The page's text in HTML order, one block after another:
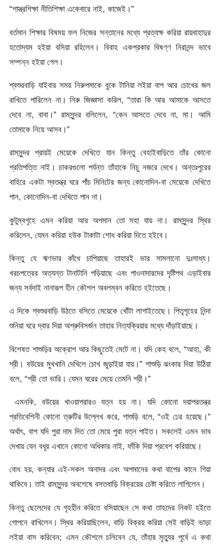
“শাস্ত্রশিক্ষা নীতিশিক্ষা একেবারে নাই, কাজেই।”
বর্তমান শিক্ষার বিষময় ফল নিজের সন্তানের মধ্যে প্রত্যক্ষ করিয়া রায়বাহাদুর
হতোদ্যম হইয়া বসিয়া রহিলেন। বিবাহ একপ্রকার বিষণ্ণ নিরানন্দ ভাবে
সম্পন্ন হইয়া গেল।
শ্বশুরবাড়ি যাইবার সময় নিরুপমাকে বুকে টানিয়া লইয়া বাপ আর চোখের জল
রাখিতে পারিলেন না। নিরু জিজ্ঞাসা করিল, “তারা কি আর আমাকে আসতে
দেবে না, বাবা।” রামসুন্দর বলিলেন, “কেন আসতে দেবে না, মা। আমি
তোমাকে নিয়ে আসব।”
রামসুন্দর প্রায়ই মেয়েকে দেখিতে যান কিন্তু বেহাইবাড়িতে তাঁর কোনো
প্রতিপত্তি নাই। চাকরগুলো পর্যন্ত তাঁহাকে নিচু নজরে দেখে। অন্তঃপুরের
বাহিরে একটা স্বতন্ত্র ঘরে পাঁচ মিনিটের জন্য কোনোদিন-বা মেয়েকে দেখিতে
পান, কোনোদিন-বা দেখিতে পান না।
কুটুম্বগৃহে এমন করিয়া আর অপমান তো সহা যায় না। রামসুন্দর স্থির
করিলেন, যেমন করিয়া হউক টাকাটা শোধ করিয়া দিতে হইবে।
কিন্তু যে ঋণভার কাঁধে চাপিয়াছে তাহারই ভার সামলানো দুঃসাধ্য।
খরচপত্রের অত্যন্ত টানাটানি পড়িয়াছে এবং পাওনাদারদের দৃষ্টিপথ এড়াইবার
জন্য সর্বদাই নানারূপ হীন কৌশল অবলম্বন করিতে হইতেছে।
এ দিকে শ্বশুরবাড়ি উঠতে বসিতে মেয়েকে খোঁটা লাগাইতেছে। পিতৃগৃহের নিন্দা
শুনিয়া ঘরে দ্বার দিয়া অশ্রুবিসর্জন তাহার নিত্যক্রিয়ার মধ্যে দাঁড়াইয়াছে।
বিশেষত শাশুড়ির অক্রোশ আর কিছুতেই মেটে না। যদি কেহ বলে, “আহা, কী
শ্রী। বউয়ের মুখখানি দেখিলে চোখ জুড়াইয়া যায়।” শাশুড়ি ঝংকার দিয়া উঠিয়া
বলে, “শ্রী তো ভারি। যেমন ঘরের মেয়ে তেমনি শ্রী।”
এমনকি, বউয়ের খাওয়াপরারও যত্ন হয় না। যদি কোনাে দয়াপরতন্ত্র
প্রতিবেশিনী কোনো ত্রুটির উল্লেখ করে, শাশুড়ি বলে, “ওই ঢের হয়েছে।”
অর্থাৎ, বাপ যদি পুরা দাম দিত তো মেয়ে পুরা যত্ন পাইত। সকলেই এমন ভাব
দেখায় যেন বধূর এখানে কোনো অধিকার নাই, ফাঁকি দিয়া প্রবেশ করিয়াছে।
বোধ হয়, কন্যার এই-সকল অনাদর এবং অপমানের কথা বাপের কানে গিয়া
থাকিবে। তাই রামসুন্দর অবশেষে বসতবাড়ি বিক্রয়ের চেষ্টা করিতে লাগিলেন।
কিন্তু ছেলেদের যে গৃহহীন করিতে বসিয়াছেন সে কথা তাহদের নিকট হইতে
গোপনে রাখিলেন। স্থির করিয়াছিলেন, বাড়ি বিক্রয় করিয়া সেই বাড়িই ভাড়া
লইয়া বাস করিবেন; এমন কৌশলে চলিবেন যে, তাঁহার মৃত্যুর পূর্বে এ কথা